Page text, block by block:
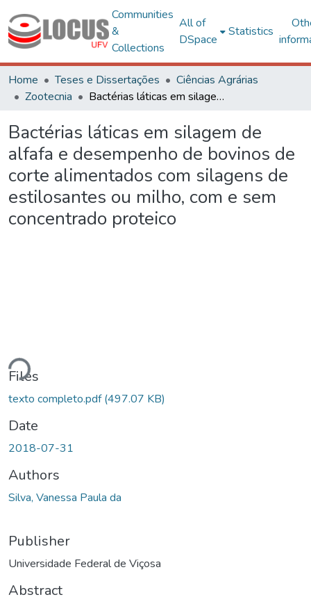
Communities
&
Collections
All of
DSpace
Statistics
Home Teses e Dissertações
Ciências Agrárias
Zootecnia
Bactérias láticas em silagem de alfafa e desempenho de bovinos de corte alimentados com silagens de estilosantes ou milho, com e sem concentrado proteico
Bactérias láticas em silagem de
alfafa e desempenho de bovinos de
corte alimentados com silagens de
estilosantes ou milho, com e sem
concentrado proteico
Loading...
Files
texto completo.pdf(497.07 KB)
Date
2018-07-31
Authors
Silva, Vanessa Paula da
Publisher
Universidade Federal de Viçosa
Abstract